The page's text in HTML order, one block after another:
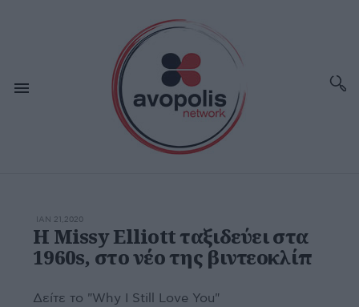
ΙΑΝ 21,2020
Η Missy Elliott ταξιδεύει στα
1960s, στο νέο της βιντεοκλίπ
Δείτε το "Why I Still Love You"